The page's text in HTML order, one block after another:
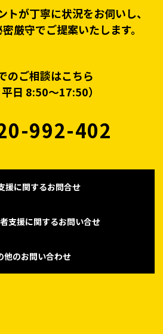
トが丁寧に状況をお伺いし、
厳守でご提案いたします。
のご相談はこちら
平日 8:50〜17:50）
992-402
援に関するお問合せ
支援に関するお問い合せ
他のお問い合わせ